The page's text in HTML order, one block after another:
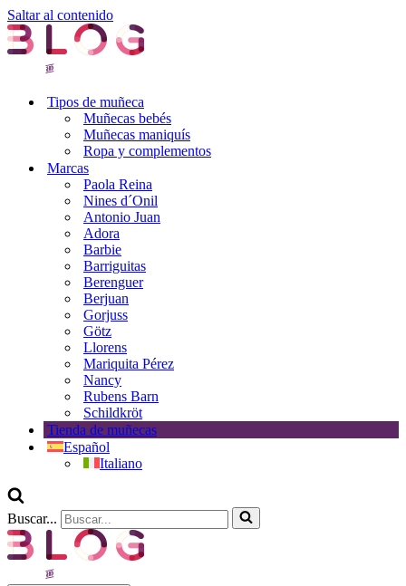
Saltar al contenido
Tipos de muñeca
Muñecas bebés
Muñecas maniquís
Ropa y complementos
Marcas
Paola Reina
Nines d´Onil
Antonio Juan
Adora
Barbie
Barriguitas
Berenguer
Berjuan
Gorjuss
Götz
Llorens
Mariquita Pérez
Nancy
Rubens Barn
Schildkröt
Tienda de muñecas
Español
Italiano
Buscar...